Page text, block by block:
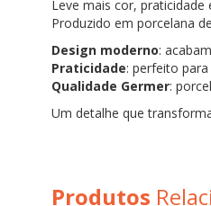
Leve mais cor,
Produzido em porcelana
Design moderno:
Praticidade: perfeito
Qualidade Germer:
Um detalhe que
Produtos